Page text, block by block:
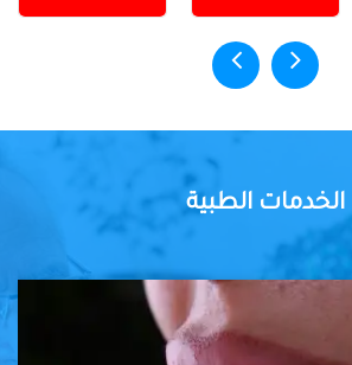
الخدمات الطبية